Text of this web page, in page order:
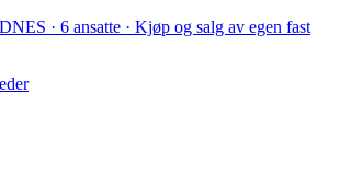
· 6 ansatte · Kjøp og salg av egen fast